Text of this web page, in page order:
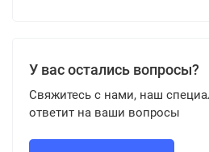
У вас остались вопросы?
Свяжитесь с нами, наш
ответит на ваши вопросы